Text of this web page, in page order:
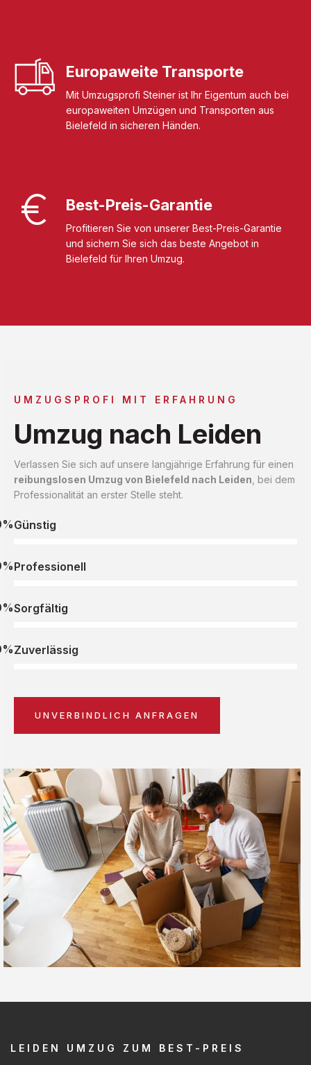
Europaweite Transporte
Mit Umzugsprofi Steiner ist Ihr Eigentum auch bei
europaweiten Umzügen und Transporten aus
Bielefeld in sicheren Händen.
Best-Preis-Garantie
Profitieren Sie von unserer Best-Preis-Garantie
und sichern Sie sich das beste Angebot in
Bielefeld für Ihren Umzug.
UMZUGSPROFI MIT ERFAHRUNG
Umzug nach Leiden
Verlassen Sie sich auf unsere langjährige Erfahrung für einen
reibungslosen Umzug von Bielefeld nach Leiden , bei dem
Professionalität an erster Stelle steht.
Günstig
Professionell
Sorgfältig
Zuverlässig
UNVERBINDLICH ANFRAGEN
LEIDEN UMZUG ZUM BEST-PREIS